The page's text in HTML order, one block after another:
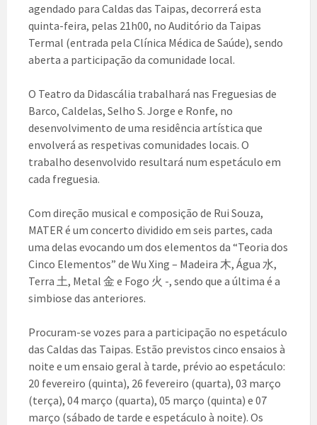
agendado para Caldas das Taipas, decorrerá esta
quinta-feira, pelas 21h00, no Auditório da Taipas
Termal (entrada pela Clínica Médica de Saúde), sendo
aberta a participação da comunidade local.
O Teatro da Didascália trabalhará nas Freguesias de
Barco, Caldelas, Selho S. Jorge e Ronfe, no
desenvolvimento de uma residência artística que
envolverá as respetivas comunidades locais. O
trabalho desenvolvido resultará num espetáculo em
cada freguesia.
Com direção musical e composição de Rui Souza,
MATER é um concerto dividido em seis partes, cada
uma delas evocando um dos elementos da “Teoria dos
Cinco Elementos” de Wu Xing – Madeira 木, Água 水,
Terra 土, Metal 金 e Fogo 火 -, sendo que a última é a
simbiose das anteriores.
Procuram-se vozes para a participação no espetáculo
das Caldas das Taipas. Estão previstos cinco ensaios à
noite e um ensaio geral à tarde, prévio ao espetáculo:
20 fevereiro (quinta), 26 fevereiro (quarta), 03 março
(terça), 04 março (quarta), 05 março (quinta) e 07
março (sábado de tarde e espetáculo à noite). Os